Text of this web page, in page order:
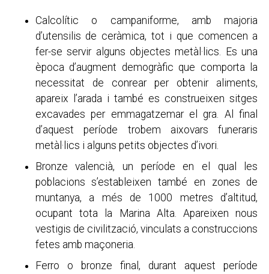
Calcolític o campaniforme, amb majoria
d’utensilis de ceràmica, tot i que comencen a
fer-se servir alguns objectes metàl·lics. Es una
època d’augment demogràfic que comporta la
necessitat de conrear per obtenir aliments,
apareix l’arada i també es construeixen sitges
excavades per emmagatzemar el gra. Al final
d’aquest període trobem aixovars funeraris
metàl·lics i alguns petits objectes d’ivori.
Bronze valencià, un període en el qual les
poblacions s’estableixen també en zones de
muntanya, a més de 1000 metres d’altitud,
ocupant tota la Marina Alta. Apareixen nous
vestigis de civilització, vinculats a construccions
fetes amb maçoneria.
Ferro o bronze final, durant aquest període